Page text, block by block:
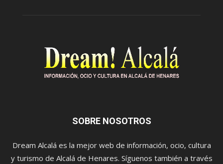
SOBRE NOSOTROS
Dream Alcalá es la mejor web de información, ocio, cultura
y turismo de Alcalá de Henares. Síguenos también a través